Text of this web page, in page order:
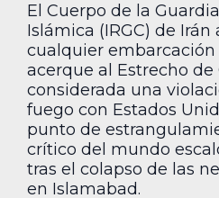
El Cuerpo de la
Islámica (IRGC) de
cualquier
acerque al Estrecho de
considerada una
fuego con Estados
punto de
crítico del mundo
tras el colapso de las
en Islamabad.